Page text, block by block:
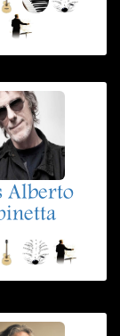
Alberto